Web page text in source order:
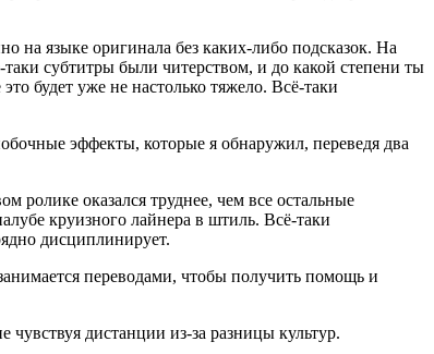
на языке оригинала без каких-либо подсказок. На
субтитры были читерством, и до какой степени ты
будет уже не настолько тяжело. Всё-таки
эффекты, которые я обнаружил, переведя два
ролике оказался труднее, чем все остальные
круизного лайнера в штиль. Всё-таки
дисциплинирует.
переводами, чтобы получить помощь и
дистанции из-за разницы культур.